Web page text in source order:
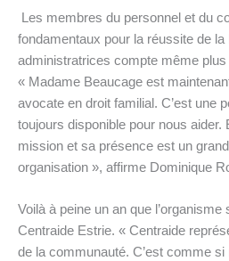
Les membres du personnel et du
fondamentaux pour la réussite de
administratrices compte même plus
« Madame Beaucage est
avocate en droit familial. C’est une
toujours disponible pour nous
mission et sa présence est un
organisation », affirme Dominique
Voilà à peine un an que l’organisme
Centraide Estrie. « Centraide
de la communauté. C’est comme